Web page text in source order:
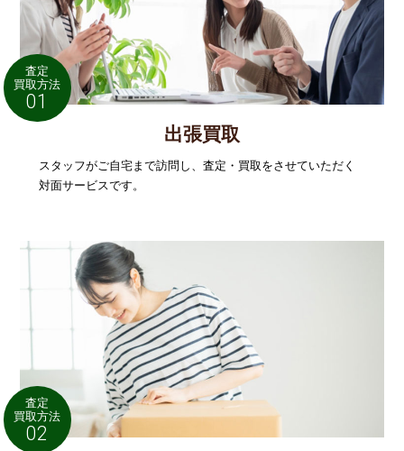
査定
買取方法
01
出張買取
スタッフがご自宅まで訪問し、査定・買取をさせていただく
対面サービスです。
査定
買取方法
02